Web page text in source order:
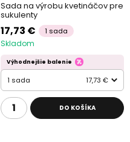
Sada na výrobu kvetináčov pre
sukulenty
17,73 € 1 sada
Skladom
Výhodnejšie balenie
1 sada 17,73 €
DO KOŠÍKA